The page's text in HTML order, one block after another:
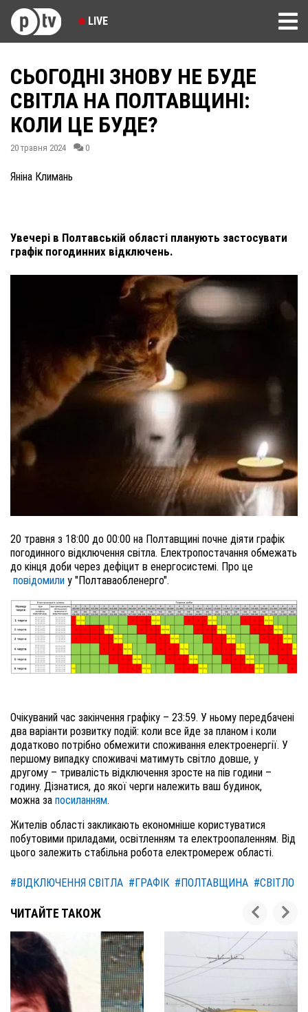
LIVE
СЬОГОДНІ ЗНОВУ НЕ БУДЕ
СВІТЛА НА ПОЛТАВЩИНІ:
КОЛИ ЦЕ БУДЕ?
20 травня 2024 0
Яніна Климань
Увечері в Полтавській області планують застосувати
графік погодинних відключень.
20 травня з 18:00 до 00:00 на Полтавщині почне діяти графік
погодинного відключення світла. Електропостачання обмежать
до кінця доби через дефіцит в енергосистемі. Про це
повідомили у "Полтаваобленерго".
Очікуваний час закінчення графіку – 23:59. У ньому передбачені
два варіанти розвитку подій: коли все йде за планом і коли
додатково потрібно обмежити споживання електроенергії. У
першому випадку споживачі матимуть світло довше, у
другому – тривалість відключення зросте на пів години –
годину. Дізнатися, до якої черги належить ваш будинок,
можна за посиланням.
Жителів області закликають економніше користуватися
побутовими приладами, освітленням та електроопаленням. Від
цього залежить стабільна робота електромереж області.
#ВІДКЛЮЧЕННЯ СВІТЛА #ГРАФІК #ПОЛТАВЩИНА #СВІТЛО
ЧИТАЙТЕ ТАКОЖ